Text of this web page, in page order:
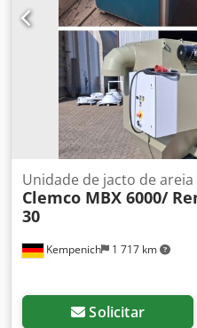
Kempenich 1 717 km
Unidade de jacto de areia
Clemco MBX 6000/
30
Solicitar